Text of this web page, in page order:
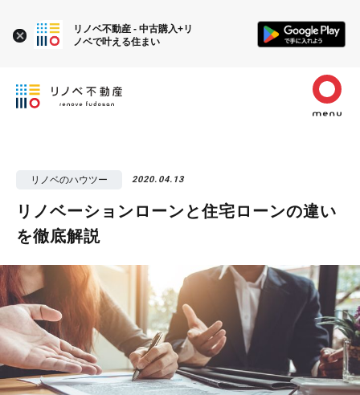
リノベのハウツー 2020.04.13
リノベーションローンと住宅ローンの違い
を徹底解説
リノベ不動産 - 中古購入+リ
ノベで叶える住まい